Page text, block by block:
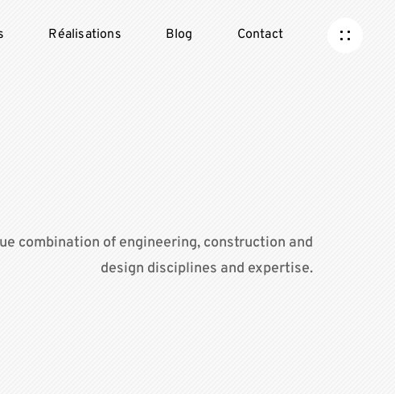
Réalisations Blog Contact
combination of engineering, construction and
design disciplines and expertise.